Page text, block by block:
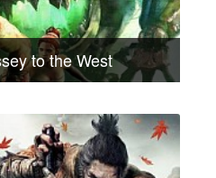
to the West